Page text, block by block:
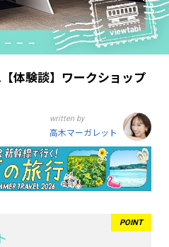
体験談】ワークショップ
written by
高木マーガレット